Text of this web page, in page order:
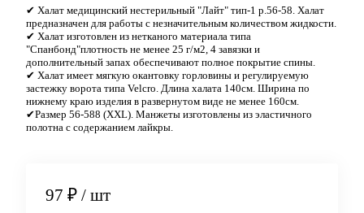
✔ Халат медицинский нестерильный "Лайт" тип-1 р.56-58. Халат
предназначен для работы с незначительным количеством жидкости.
✔ Халат изготовлен из нетканого материала типа
"Спанбонд"плотность не менее 25 г/м2, 4 завязки и
дополнительный запах обеспечивают полное покрытие спины.
✔ Халат имеет мягкую окантовку горловины и регулируемую
застежку ворота типа Velcro. Длина халата 140см. Ширина по
нижнему краю изделия в развернутом виде не менее 160см.
✔Размер 56-588 (ХХL). Манжеты изготовлены из эластичного
полотна с содержанием лайкры.
97 ₽ / шт